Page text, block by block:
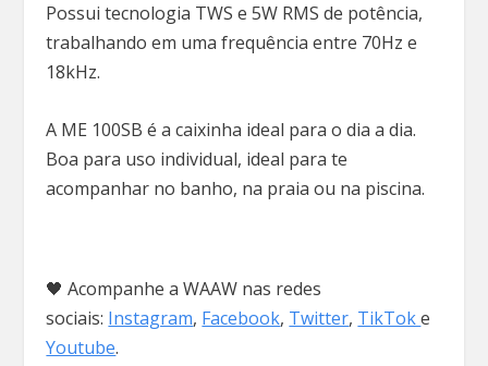
Possui tecnologia TWS e 5W RMS de potência,
trabalhando em uma frequência entre 70Hz e
18kHz.
A ME 100SB é a caixinha ideal para o dia a dia.
Boa para uso individual, ideal para te
acompanhar no banho, na praia ou na piscina.
🖤 Acompanhe a WAAW nas redes
sociais: Instagram, Facebook, Twitter, TikToke
Youtube.